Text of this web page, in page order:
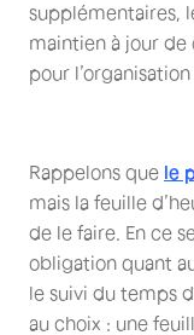
supplémentaires,
maintien à jour de
pour l’organisation
Rappelons que le
mais la feuille
de le faire. En ce
obligation quant
le suivi du temps
au choix : une